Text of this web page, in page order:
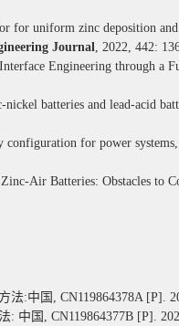
for uniform zinc deposition and
Journal, 2022, 442:
Engineering through a
batteries and lead-acid
configuration for power systems,
Air Batteries: Obstacles to
法:中国 , CN119864378A [P].
中国, CN119864377B [P].